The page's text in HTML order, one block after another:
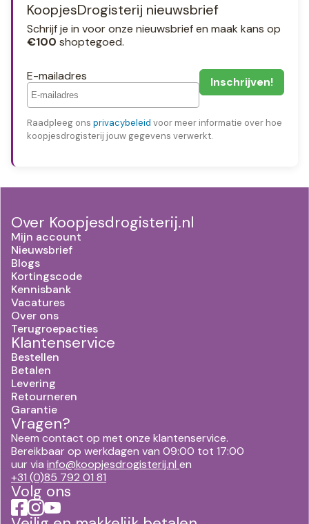
KoopjesDrogisterij nieuwsbrief
Schrijf je in voor onze nieuwsbrief en maak kans op
€100 shoptegoed.
E-mailadres
Raadpleeg ons privacybeleid voor meer informatie over hoe
koopjesdrogisterij jouw gegevens verwerkt.
Over Koopjesdrogisterij.nl
Mijn account
Nieuwsbrief
Blogs
Kortingscode
Kennisbank
Vacatures
Over ons
Terugroepacties
Klantenservice
Bestellen
Betalen
Levering
Retourneren
Garantie
Vragen?
Neem contact op met onze klantenservice.
Bereikbaar op werkdagen van 09:00 tot 17:00
uur via info@koopjesdrogisterij.nl en
+31 (0)85 792 01 81
Volg ons